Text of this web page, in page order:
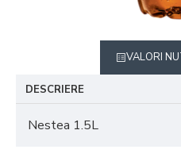
VALORI
DESCRIERE
Nestea 1.5L